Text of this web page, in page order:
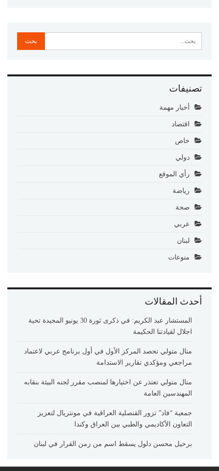
تصنيفات
أخبار مهمة
اقتصاد
خاص
دولي
رأي الموقع
رياضة
صحة
عربي
لبنان
منوعات
أحدث المقالات
المستشار عبد الكريم: في ذكرى ثورة 30 يونيو المجيدة تحية
اجلال لقيادتنا الحكيمة
منال متولي تحصد المركز الأول في أول برنامج عربي لاعتماد
مراجعي ومؤكدي تقارير الاستدامة
منال متولي تعتذر عن اختيارها لمنصب مقرر لجنه البيئة بنقابه
المهندسين العامة
جمعية “فاد” تزور القنصلية العراقية في مونتريال لتعزيز
التعاون الأكاديمي والطبي بين العراق وكندا
برحيل محسن دلول يسقط اسم من زمن القرار في لبنان